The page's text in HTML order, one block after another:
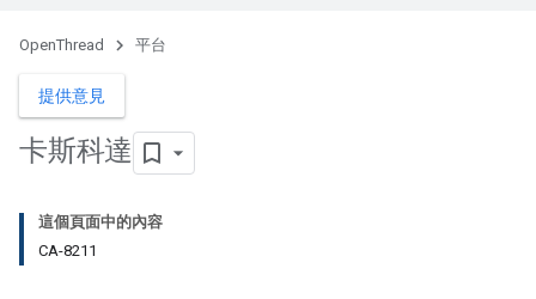
OpenThread 平台
提供意見
卡斯科達
這個頁面中的內容
CA-8211